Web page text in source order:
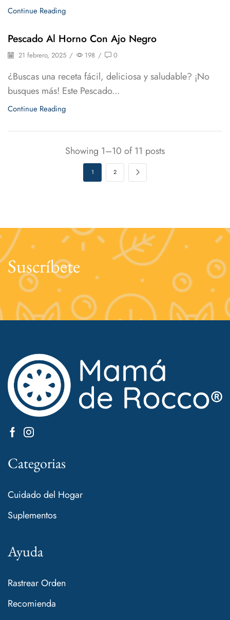
Continue Reading
Pescado Al Horno Con Ajo Negro
21 febrero, 2025 / 198 / 0
¿Buscas una receta fácil, deliciosa y saludable? ¡No
busques más! Este Pescado...
Continue Reading
Showing 1–10 of 11 posts
1 2
Suscríbete
Categorias
Cuidado del Hogar
Suplementos
Ayuda
Rastrear Orden
Recomienda